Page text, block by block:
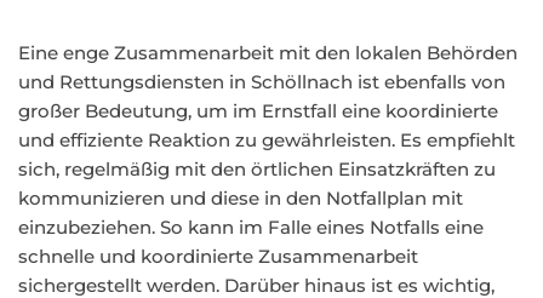
Eine enge Zusammenarbeit mit den lokalen Behörden
und Rettungsdiensten in Schöllnach ist ebenfalls von
großer Bedeutung, um im Ernstfall eine koordinierte
und effiziente Reaktion zu gewährleisten. Es empfiehlt
sich, regelmäßig mit den örtlichen Einsatzkräften zu
kommunizieren und diese in den Notfallplan mit
einzubeziehen. So kann im Falle eines Notfalls eine
schnelle und koordinierte Zusammenarbeit
sichergestellt werden. Darüber hinaus ist es wichtig,